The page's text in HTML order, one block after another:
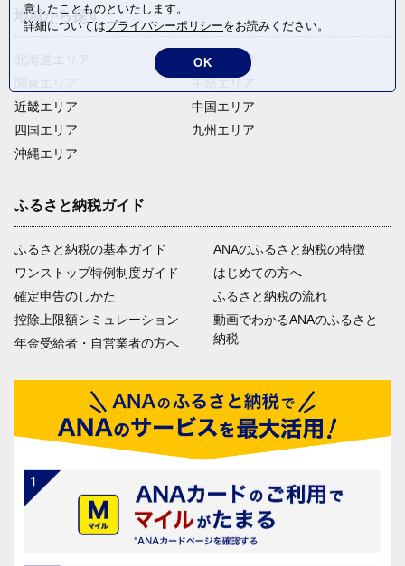
地域から探す
近畿エリア
四国エリア
沖縄エリア
東北エリア
中国エリア
九州エリア
ふるさと納税ガイド
ふるさと納税の基本ガイド
ワンストップ特例制度ガイド
確定申告のしかた
控除上限額シミュレーション
年金受給者・自営業者の方へ
ANAのふるさと納税の特徴
はじめての方へ
ふるさと納税の流れ
動画でわかるANAのふるさと
納税
意したことものといたします。
詳細についてはプライバシーポリシーをお読みください。
OK